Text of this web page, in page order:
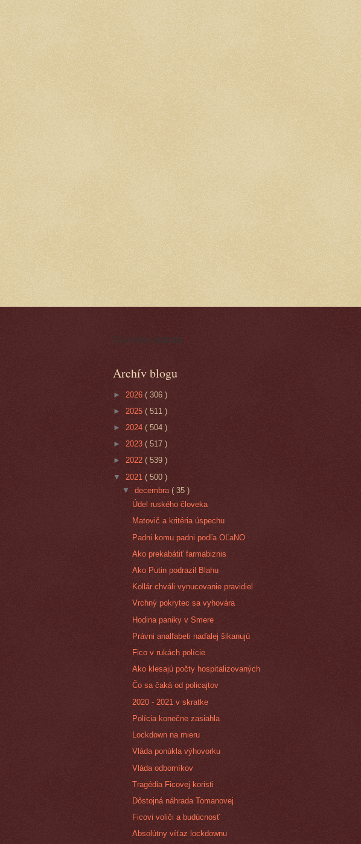
Cynická obluda
Archív blogu
► 2026 ( 306 )
► 2025 ( 511 )
► 2024 ( 504 )
► 2023 ( 517 )
► 2022 ( 539 )
▼ 2021 ( 500 )
▼decembra( 35 )
Údel ruského človeka
Matovič a kritéria úspechu
Padni komu padni podľa OĽaNO
Ako prekabátiť farmabiznis
Ako Putin podrazil Blahu
Kollár chváli vynucovanie pravidiel
Vrchný pokrytec sa vyhovára
Hodina paniky v Smere
Právni analfabeti naďalej šikanujú
Fico v rukách polície
Ako klesajú počty hospitalizovaných
Čo sa čaká od policajtov
2020 - 2021 v skratke
Polícia konečne zasiahla
Lockdown na mieru
Vláda ponúkla výhovorku
Vláda odborníkov
Tragédia Ficovej koristi
Dôstojná náhrada Tomanovej
Ficovi voliči a budúcnosť
Absolútny víťaz lockdownu